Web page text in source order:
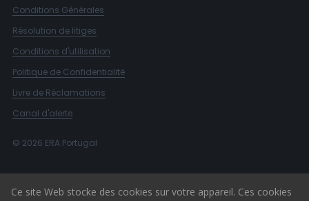
Conditions Générales
Résolution de litiges
Conditions d'utilisation
Politique de Confidentialité
Livre de Réclamations
Canal d'alerte
© 2026 ERA Portugal
Ce site Web stocke des cookies sur votre appareil. Ces cookies